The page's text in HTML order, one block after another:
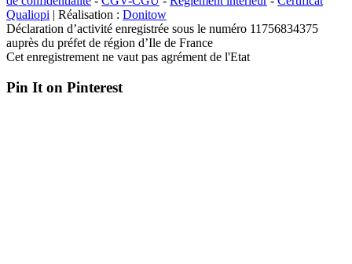
Qualiopi | Réalisation : Donitow
Déclaration d’activité enregistrée sous le numéro 11756834375
auprès du préfet de région d’Ile de France
Cet enregistrement ne vaut pas agrément de l'Etat
Pin It on Pinterest